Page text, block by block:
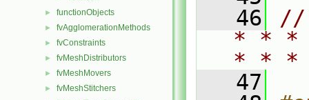
► functionObjects
► fvAgglomerationMethods
► fvConstraints
► fvMeshDistributors
► fvMeshMovers
► fvMeshStitchers
   46
//
* * *
* *
   47